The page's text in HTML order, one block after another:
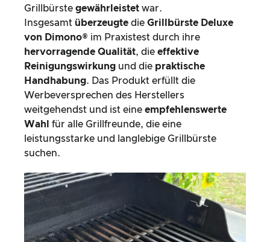
Grillbürste gewährleistet war.
Insgesamt überzeugte die Grillbürste Deluxe
von Dimono® im Praxistest durch ihre
hervorragende Qualität, die effektive
Reinigungswirkung und die praktische
Handhabung. Das Produkt erfüllt die
Werbeversprechen des Herstellers
weitgehendst und ist eine empfehlenswerte
Wahl
für alle Grillfreunde, die eine
leistungsstarke und langlebige Grillbürste
suchen.